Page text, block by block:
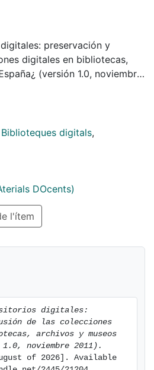
preservación y
digitales en bibliotecas,
(versión 1.0, noviembre
y dar a conocer los aspectos
en lo que afecta
de sus colecciones, por
evaluación de repositorios
Biblioteques digitals,
DOcents)
l'ítem
digitales:
de las colecciones
archivos y museos
noviembre 2011).
of 2026]. Available